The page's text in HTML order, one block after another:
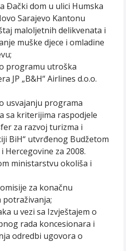
Ðački dom u ulici Humska
Sarajevo Kantonu
maloljetnih delikvenata i
muške djece i omladine
programu utroška
JP „B&H“ Airlines d.o.o.
usvajanju programa
sa kriterijima raspodjele
za razvoj turizma i
BiH“ utvrđenog Budžetom
Hercegovine za 2008.
ministarstvu okoliša i
za konačnu
u vezi sa Izvještajem o
rada koncesionara i
odredbi ugovora o